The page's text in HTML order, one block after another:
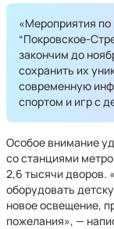
«Мероприятия по
“Покровское-
закончим до
сохранить их
современную
спортом и игр с
Особое внимание
со станциями
2,6 тысячи дворов.
оборудовать
новое освещение,
пожелания», —